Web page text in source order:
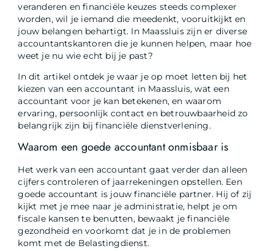
veranderen en financiële keuzes steeds complexer
worden, wil je iemand die meedenkt, vooruitkijkt en
jouw belangen behartigt. In Maassluis zijn er diverse
accountantskantoren die je kunnen helpen, maar hoe
weet je nu wie echt bij je past?
In dit artikel ontdek je waar je op moet letten bij het
kiezen van een accountant in Maassluis, wat een
accountant voor je kan betekenen, en waarom
ervaring, persoonlijk contact en betrouwbaarheid zo
belangrijk zijn bij financiële dienstverlening.
Waarom een goede accountant onmisbaar is
Het werk van een accountant gaat verder dan alleen
cijfers controleren of jaarrekeningen opstellen. Een
goede accountant is jouw financiële partner. Hij of zij
kijkt met je mee naar je administratie, helpt je om
fiscale kansen te benutten, bewaakt je financiële
gezondheid en voorkomt dat je in de problemen
komt met de Belastingdienst.